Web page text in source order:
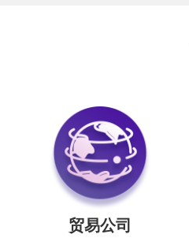
贸易公司